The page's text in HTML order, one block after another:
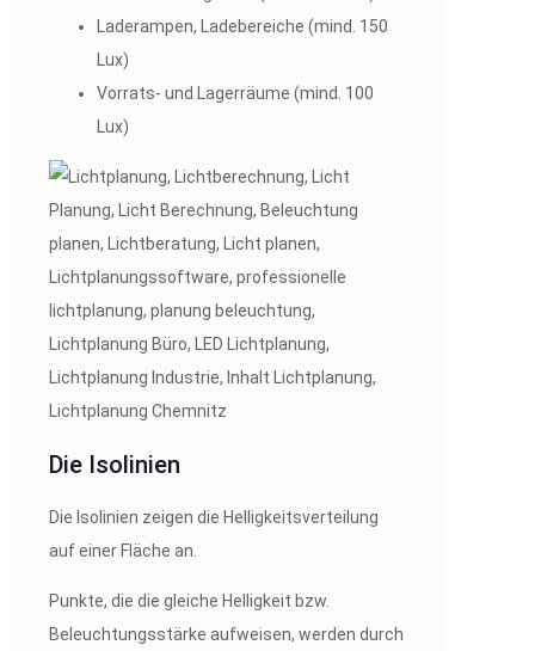
Laderampen, Ladebereiche (mind. 150
Lux)
Vorrats- und Lagerräume (mind. 100
Lux)
Die Isolinien
Die Isolinien zeigen die Helligkeitsverteilung
auf einer Fläche an.
Punkte, die die gleiche Helligkeit bzw.
Beleuchtungsstärke aufweisen, werden durch